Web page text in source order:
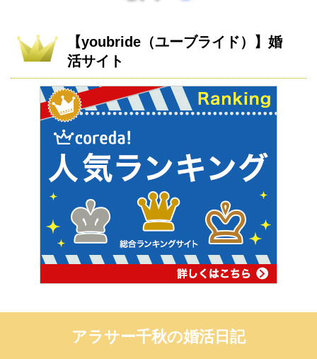
【youbride（ユーブライド）】婚
活サイト
アラサー千秋の婚活日記